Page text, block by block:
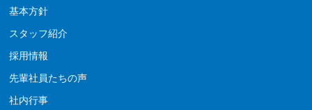
基本方針
スタッフ紹介
採用情報
先輩社員たちの声
社内行事